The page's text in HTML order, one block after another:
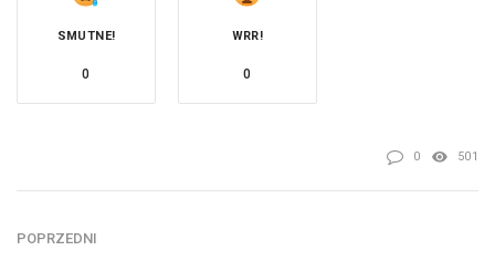
SMUTNE!
0
WRR!
0
0 501
POPRZEDNI